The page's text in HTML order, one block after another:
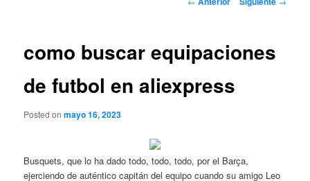
como buscar equipaciones
de futbol en aliexpress
Posted onmayo 16, 2023
Busquets, que lo ha dado todo, todo, todo, por el Barça,
ejerciendo de auténtico capitán del equipo cuando su amigo Leo